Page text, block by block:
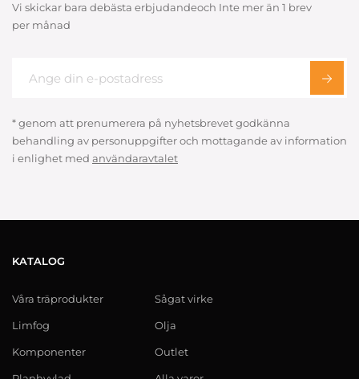
Vi skickar bara debästa erbjudandeoch Inte mer än 1 brev
per månad
* genom att prenumerera på nyhetsbrevet godkänna
behandling av personuppgifter och mottagande av information
i enlighet med användaravtalet
KATALOG
Våra träprodukter
Limfog
Komponenter
Sågat virke
Olja
Outlet